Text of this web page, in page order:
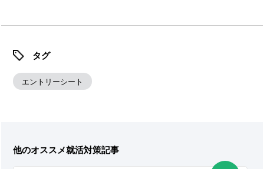
タグ
エントリーシート
他のオススメ就活対策記事